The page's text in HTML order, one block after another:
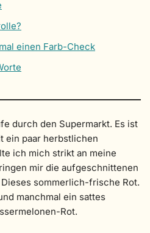
einen Farb-Check
durch den Supermarkt. Es ist
ein paar herbstlichen
ich mich strikt an meine
mir die aufgeschnittenen
sommerlich-frische Rot.
manchmal ein sattes
Rot.